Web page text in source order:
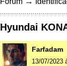
Hyundai
Farfadam
13/07/2023